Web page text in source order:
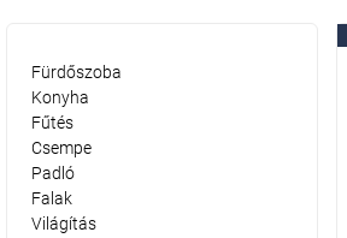
Fürdőszoba
Konyha
Fűtés
Csempe
Padló
Falak
Világítás